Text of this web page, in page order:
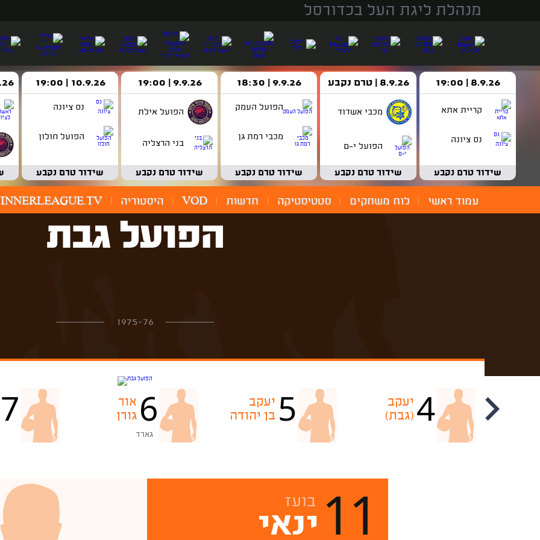
מנהלת ליגת העל בכדורסל
8.9.26 | 19:00
קריית אתא
נס ציונה
שידור טרם נקבע
8.9.26 | טרם נקבע
מכבי אשדוד
הפועל י-ם
שידור טרם נקבע
9.9.26 | 18:30
הפועל העמק
מכבי רמת גן
שידור טרם נקבע
9.9.26 | 19:00
הפועל אילת
בני הרצליה
שידור טרם נקבע
10.9.26 | 19:00
נס ציונה
הפועל חולון
שידור טרם נקבע
עמוד ראשי לוח משחקים סטטיסטיקה חדשות VOD היסטוריה
הפועל גבת
1975-76
4 יעקב
(גבת)
5 יעקב
בן יהודה
6 אור
גורן
גארד
7
11 בועז
ינאי